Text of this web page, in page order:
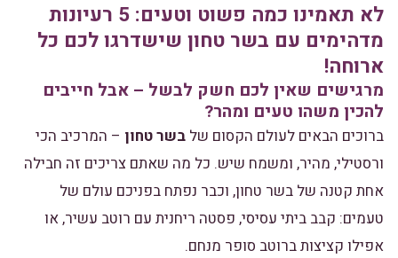
לא תאמינו כמה פשוט וטעים: 5 רעיונות
מדהימים עם בשר טחון שישדרגו לכם כל
ארוחה!
מרגישים שאין לכם חשק לבשל – אבל חייבים
להכין משהו טעים ומהר?
ברוכים הבאים לעולם הקסום של בשר טחון – המרכיב הכי
ורסטילי, מהיר, ומשמח שיש. כל מה שאתם צריכים זה חבילה
אחת קטנה של בשר טחון, וכבר נפתח בפניכם עולם של
טעמים: קבב ביתי עסיסי, פסטה ריחנית עם רוטב עשיר, או
אפילו קציצות ברוטב סופר מנחם.